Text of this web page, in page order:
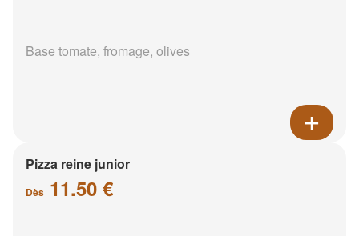
Base tomate, fromage, olives
Pizza reine junior
Dès 11.50 €